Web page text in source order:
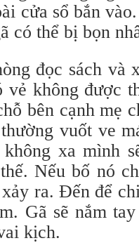
cửa sổ bắn
có thể bị bọn
đọc sách và
vẻ không được
bên cạnh mẹ
vuốt ve
xa mình
Nếu bố nó
ra. Đến để
Gã sẽ nắm
kịch.